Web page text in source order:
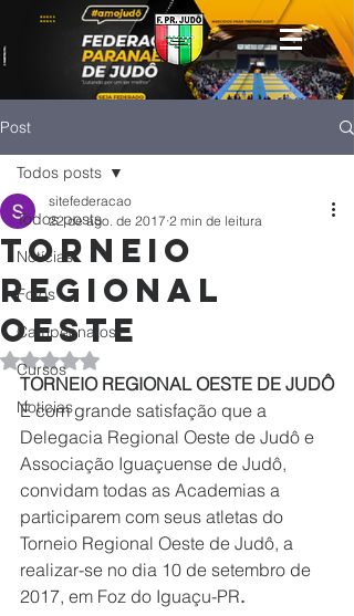
Post
Todos posts
Notícias
Fotos
Campeonatos
Cursos
Noticias
Todos posts
Torneio
Regional
Oeste
sitefederacao
22 de ago. de 2017 2 min de leitura
Avaliado com NaN de 5 estrelas.
TORNEIO REGIONAL OESTE DE JUDÔ
É com grande satisfação que a
Delegacia Regional Oeste de Judô e
Associação Iguaçuense de Judô,
convidam todas as Academias a
participarem com seus atletas do
Torneio Regional Oeste de Judô, a
realizar-se no dia 10 de setembro de
2017, em Foz do Iguaçu-PR.